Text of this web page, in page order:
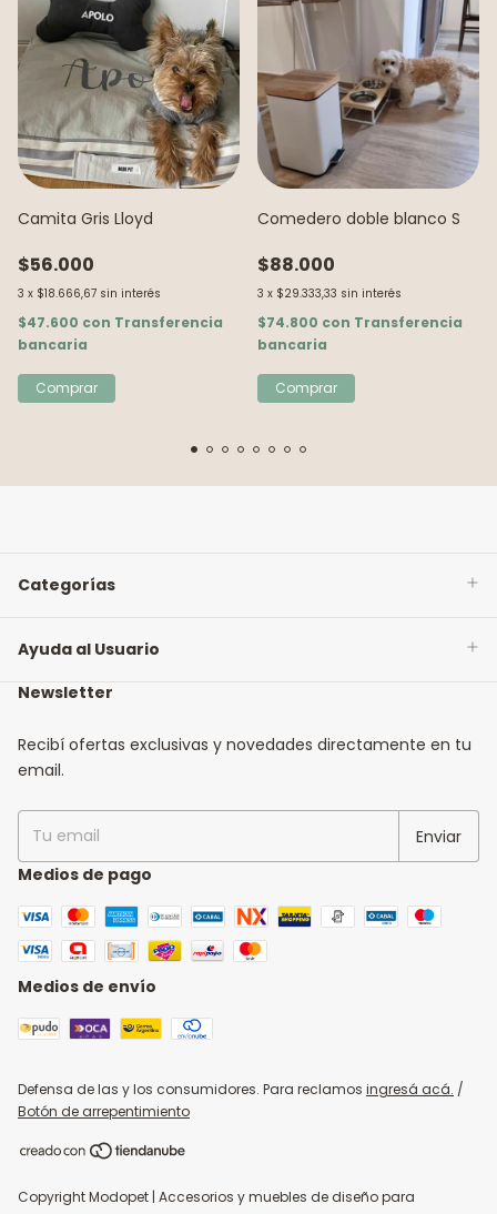
Camita Gris Lloyd
$56.000
3 x $18.666,67 sin interés
$47.600 con Transferencia
bancaria
Comprar
Comedero doble blanco S
$88.000
3 x $29.333,33 sin interés
$74.800 con Transferencia
bancaria
Categorías
Ayuda al Usuario
Newsletter
Recibí ofertas exclusivas y novedades directamente en tu
email.
Medios de pago
Medios de envío
Defensa de las y los consumidores. Para reclamos ingresá acá. /
Botón de arrepentimiento
Copyright Modopet | Accesorios y muebles de diseño para